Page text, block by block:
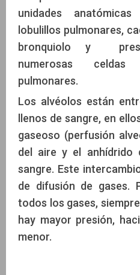
unidades
lobulillos pulmonares,
bronquiolo y
numerosas celdas
pulmonares.
Los alvéolos están
llenos de sangre, en
gaseoso (perfusión
del aire y el anhídrido
sangre. Este
de difusión de gases.
todos los gases,
hay mayor presión,
menor.